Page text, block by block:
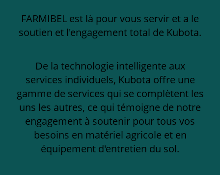
FARMIBEL est là pour vous servir et a le
soutien et l'engagement total de Kubota.
De la technologie intelligente aux
services individuels, Kubota offre une
gamme de services qui se complètent les
uns les autres, ce qui témoigne de notre
engagement à soutenir pour tous vos
besoins en matériel agricole et en
équipement d'entretien du sol.